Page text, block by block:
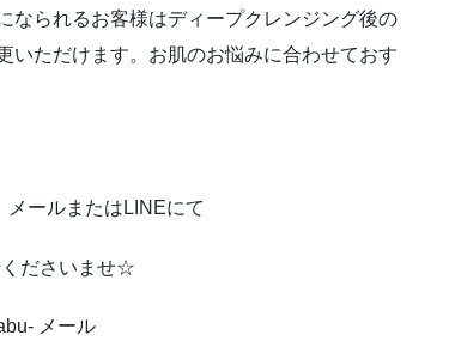
なられるお客様はディープクレンジング後の
いただけます。お肌のお悩みに合わせておす
メールまたはLINEにて
くださいませ☆
メール